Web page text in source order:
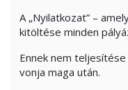
A „Nyilatkozat” –
kitöltése minden
Ennek nem
vonja maga után.